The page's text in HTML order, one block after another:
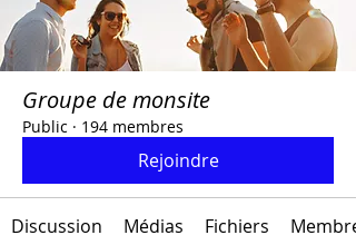
Groupe de monsite
Public · 194 membres
Rejoindre
Discussion Médias Fichiers